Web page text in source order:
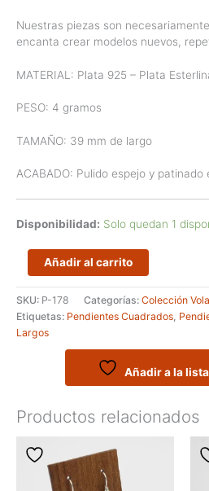
Nuestras piezas son
encanta crear modelos nuevos,
MATERIAL: Plata 925 – Plata
PESO: 4 gramos
TAMAÑO: 39 mm de largo
ACABADO: Pulido espejo y patinado
Disponibilidad: Solo quedan 1
Pendientes
largos
artesanales
en
plata
de
cantidad
Añadir al carrito
SKU: P-178 Categorías: Colección
Etiquetas: Pendientes Cuadrados,
Largos
Añadir a la
Productos relacionados